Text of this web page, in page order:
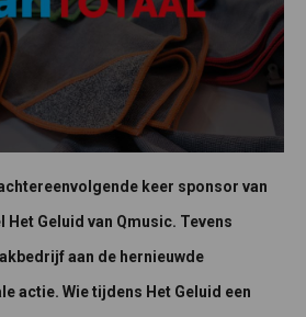
keer sponsor van
Geluid van Qmusic. Tevens
aan de hernieuwde
actie. Wie tijdens Het Geluid een